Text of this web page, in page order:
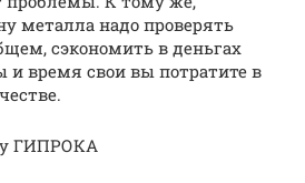
металла надо проверять
сэкономить в деньгах
и время свои вы потратите в
у ГИПРОКА